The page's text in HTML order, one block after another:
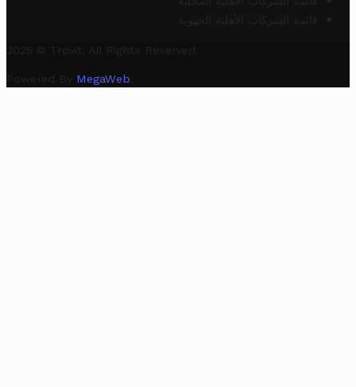
قائمة الشركات الأهلية الجهوية
2025 © Trovit. All Rights Reserved.
Powered By MegaWeb